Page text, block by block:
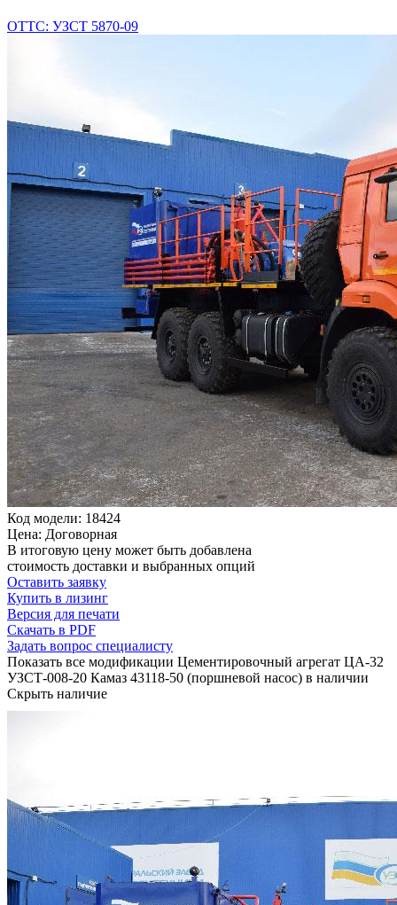
ОТТС: УЗСТ 5870-09
Код модели: 18424
Цена: Договорная
В итоговую цену может быть добавлена
стоимость доставки и выбранных опций
Оставить заявку
Купить в лизинг
Версия для печати
Скачать в PDF
Задать вопрос специалисту
Показать все модификации Цементировочный агрегат ЦА-32
УЗСТ-008-20 Камаз 43118-50 (поршневой насос) в наличии
Скрыть наличие